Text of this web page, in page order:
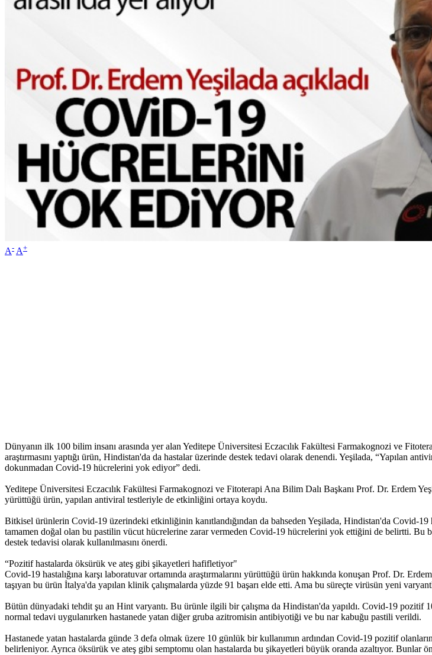
A- A+
Dünyanın ilk 100 bilim insanı arasında yer alan Yeditepe Üniversitesi Eczacılık Fakültesi Farmakognozi ve
araştırmasını yaptığı ürün, Hindistan'da da hastalar üzerinde destek tedavi olarak denendi. Yeşilada, “Yapılan
dokunmadan Covid-19 hücrelerini yok ediyor” dedi.
Yeditepe Üniversitesi Eczacılık Fakültesi Farmakognozi ve Fitoterapi Ana Bilim Dalı Başkanı Prof. Dr. Erdem
yürüttüğü ürün, yapılan antiviral testleriyle de etkinliğini ortaya koydu.
Bitkisel ürünlerin Covid-19 üzerindeki etkinliğinin kanıtlandığından da bahseden Yeşilada, Hindistan'da Covid-
tamamen doğal olan bu pastilin vücut hücrelerine zarar vermeden Covid-19 hücrelerini yok ettiğini de belirtti. Bu
destek tedavisi olarak kullanılmasını önerdi.
“Pozitif hastalarda öksürük ve ateş gibi şikayetleri hafifletiyor"
Covid-19 hastalığına karşı laboratuvar ortamında araştırmalarını yürüttüğü ürün hakkında konuşan Prof. Dr.
taşıyan bu ürün İtalya'da yapılan klinik çalışmalarda yüzde 91 başarı elde etti. Ama bu süreçte virüsün yeni
Bütün dünyadaki tehdit şu an Hint varyantı. Bu ürünle ilgili bir çalışma da Hindistan'da yapıldı. Covid-19 pozitif
normal tedavi uygulanırken hastanede yatan diğer gruba azitromisin antibiyotiği ve bu nar kabuğu pastili verildi.
Hastanede yatan hastalarda günde 3 defa olmak üzere 10 günlük bir kullanımın ardından Covid-19 pozitif
belirleniyor. Ayrıca öksürük ve ateş gibi semptomu olan hastalarda bu şikayetleri büyük oranda azaltıyor. Bunlar